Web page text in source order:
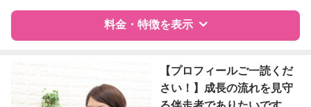
対応可否は個別に相談
料金・特徴を表示
【プロフィールご一読くだ
さい！】成長の流れを見守